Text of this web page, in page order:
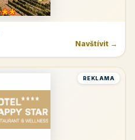
Navštívit →
REKLAMA